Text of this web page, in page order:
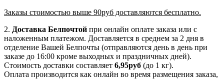
Заказы стоимостью выше 90руб доставляются бесплатно.
2. Доставка Белпочтой при онлайн оплате заказа или с
наложенным платежом. Доставляется в среднем за 2 дня в
отделение Вашей Белпочты (отправляются день в день при
заказе до 16:00 кроме выходных и праздничных дней).
Стоимость доставки составляет 6,95руб (до 1 кг).
Оплата производится как онлайн во время размещения заказа,